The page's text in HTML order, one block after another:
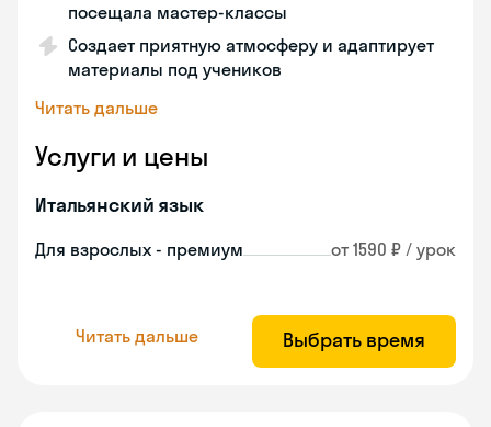
посещала мастер-классы
Создает приятную атмосферу и адаптирует
материалы под учеников
Читать дальше
Услуги и цены
Итальянский язык
Для взрослых - премиум от 1590 ₽ / урок
Читать дальше Выбрать время